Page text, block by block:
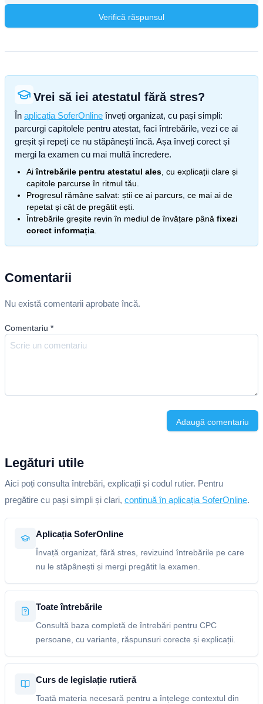
Verifică răspunsul
Vrei să iei atestatul fără stres?
În aplicația SoferOnline înveți organizat, cu pași simpli:
parcurgi capitolele pentru atestat, faci întrebările, vezi ce ai
greșit și repeți ce nu stăpânești încă. Așa înveți corect și
mergi la examen cu mai multă încredere.
Aiîntrebările pentru atestatul ales , cu explicații clare și
capitole parcurse în ritmul tău.
Progresul rămâne salvat: știi ce ai parcurs, ce mai ai de
repetat și cât de pregătit ești.
Întrebările greșite revin în mediul de învățare până fixezi
corect informația
Comentarii
Nu există comentarii aprobate încă.
Comentariu *
Adaugă comentariu
Legături utile
Aici poți consulta întrebări, explicații și codul rutier. Pentru
pregătire cu pași simpli și clari, continuă în aplicația SoferOnline.
Aplicația SoferOnline
Învață organizat, fără stres, revizuind întrebările pe care
nu le stăpânești și mergi pregătit la examen.
Toate întrebările
Consultă baza completă de întrebări pentru CPC
persoane, cu variante, răspunsuri corecte și explicații.
Curs de legislație rutieră
Toată materia necesară pentru a înțelege contextul din